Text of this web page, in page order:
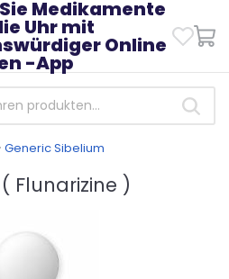
Medikamente
Uhr mit
Online
-App
Generic Sibelium
( Flunarizine )